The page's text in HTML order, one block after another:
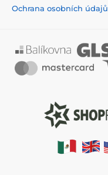
Ochrana osobních údajů